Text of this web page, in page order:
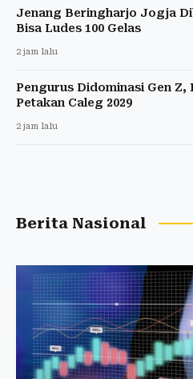
Jenang Beringharjo Jogja
Bisa Ludes 100 Gelas
2 jam lalu
Pengurus Didominasi Gen
Petakan Caleg 2029
2 jam lalu
Berita Nasional